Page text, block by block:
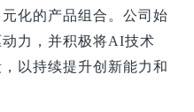
化的产品组合。公司始
力，并积极将AI技术
以持续提升创新能力和